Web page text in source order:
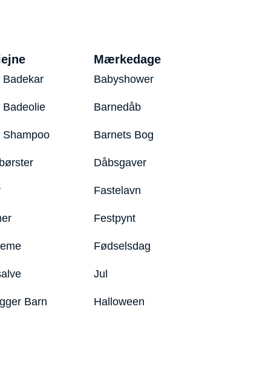
Badekar
Badeolie
Shampoo
Barn
Mærkedage
Babyshower
Barnedåb
Barnets Bog
Dåbsgaver
Fastelavn
Festpynt
Fødselsdag
Jul
Halloween